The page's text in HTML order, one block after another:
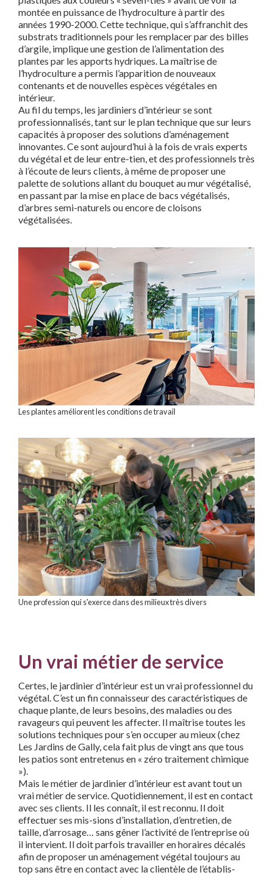
montée en puissance de l’hydroculture à partir des
années 1990-2000. Cette technique, qui s’affranchit des
substrats traditionnels pour les remplacer par des billes
d’argile, implique une gestion de l’alimentation des
plantes par les apports hydriques. La maîtrise de
l’hydroculture a permis l’apparition de nouveaux
contenants et de nouvelles espèces végétales en
intérieur.
Au fil du temps, les jardiniers d’intérieur se sont
professionnalisés, tant sur le plan technique que sur leurs
capacités à proposer des solutions d’aménagement
innovantes. Ce sont aujourd’hui à la fois de vrais experts
du végétal et de leur entre-tien, et des professionnels très
à l’écoute de leurs clients, à même de proposer une
palette de solutions allant du bouquet au mur végétalisé,
en passant par la mise en place de bacs végétalisés,
d’arbres semi-naturels ou encore de cloisons
végétalisées.
Les plantes améliorent les conditions de travail
Une profession qui s'exerce dans des milieux très divers
Un vrai métier de service
Certes, le jardinier d’intérieur est un vrai professionnel du
végétal. C’est un fin connaisseur des caractéristiques de
chaque plante, de leurs besoins, des maladies ou des
ravageurs qui peuvent les affecter. Il maîtrise toutes les
solutions techniques pour s’en occuper au mieux (chez
Les Jardins de Gally, cela fait plus de vingt ans que tous
les patios sont entretenus en « zéro traitement chimique
»).
Mais le métier de jardinier d’intérieur est avant tout un
vrai métier de service. Quotidiennement, il est en contact
avec ses clients. Il les connaît, il est reconnu. Il doit
effectuer ses mis-sions d’installation, d’entretien, de
taille, d’arrosage… sans gêner l’activité de l’entreprise où
il intervient. Il doit parfois travailler en horaires décalés
afin de proposer un aménagement végétal toujours au
top sans être en contact avec la clientèle de l’établis-